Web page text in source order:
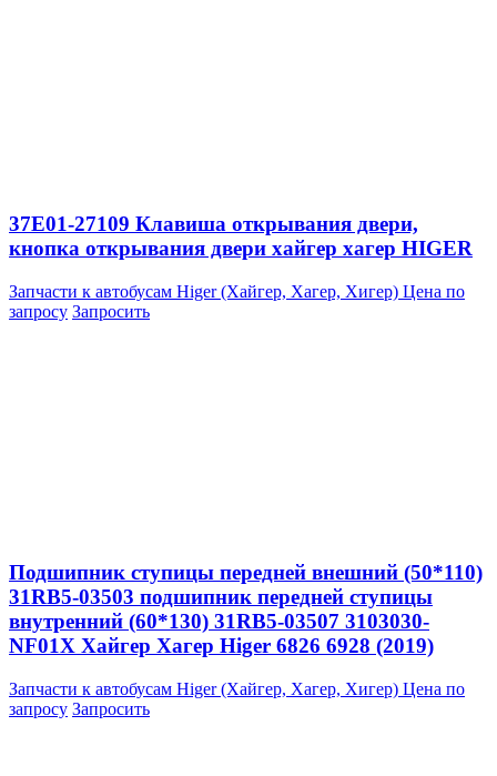
37E01-27109 Клавиша открывания двери,
кнопка открывания двери хайгер хагер HIGER
Запчасти к автобусам Higer (Хайгер, Хагер, Хигер) Цена по
запросу Запросить
Подшипник ступицы передней внешний (50*110)
31RB5-03503 подшипник передней ступицы
внутренний (60*130) 31RB5-03507 3103030-
NF01X Хайгер Хагер Higer 6826 6928 (2019)
Запчасти к автобусам Higer (Хайгер, Хагер, Хигер) Цена по
запросу Запросить